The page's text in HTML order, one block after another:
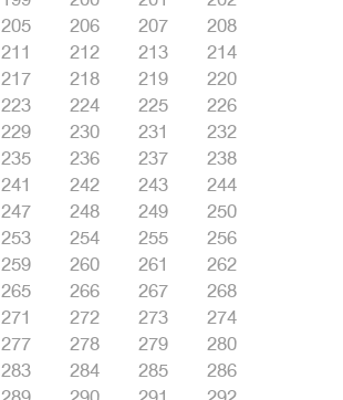
205 206 207
208
211 212 213
214
217 218 219
220
223 224 225
226
229 230 231
232
235 236 237
238
241 242 243
244
247 248 249
250
253 254 255
256
259 260 261
262
265 266 267
268
271 272 273
274
277 278 279
280
283 284 285
286